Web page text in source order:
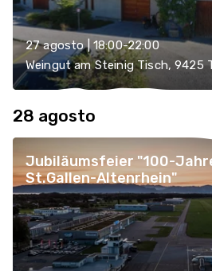
27 agosto | 18:00-22:00
Weingut am Steinig Tisch, 9425
28 agosto
Jubiläumsfeier "100-
St.Gallen-Altenrhein"